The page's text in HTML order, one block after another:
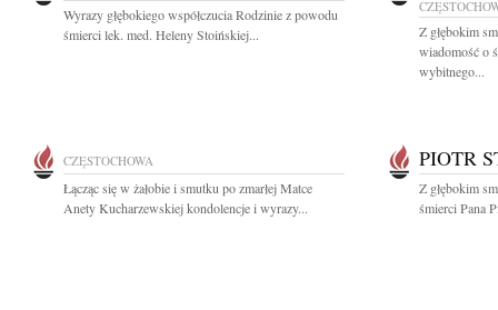
Wyrazy głębokiego współczucia Rodzinie z powodu
śmierci lek. med. Heleny Stoińskiej...
Z głębokim
wiadomość o
wybitnego...
CZĘSTOCHOWA
Łącząc się w żałobie i smutku po zmarłej Matce
Anety Kucharzewskiej kondolencje i wyrazy...
PIOTR
Z głębokim
śmierci Pana